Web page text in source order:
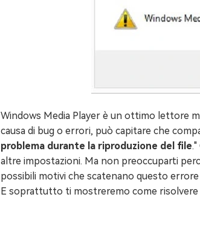
Windows Media Player è un ottimo lettore
causa di bug o errori, può capitare che
problema durante la riproduzione del file
altre impostazioni. Ma non preoccuparti
possibili motivi che scatenano questo
E soprattutto ti mostreremo come risolvere